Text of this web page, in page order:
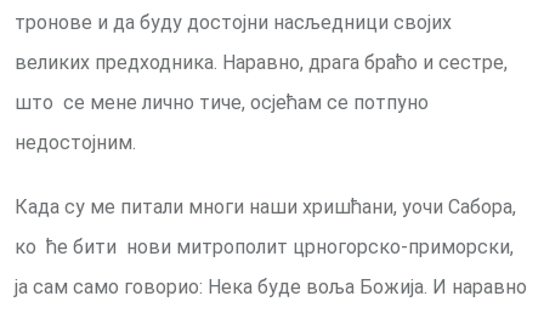
тронове и да буду достојни насљедници својих
великих предходника. Наравно, драга браћо и сестре,
што се мене лично тиче, осјећам се потпуно
недостојним.
Када су ме питали многи наши хришћани, уочи Сабора,
ко ће бити нови митрополит црногорско-приморски,
ја сам само говорио: Нека буде воља Божија. И наравно